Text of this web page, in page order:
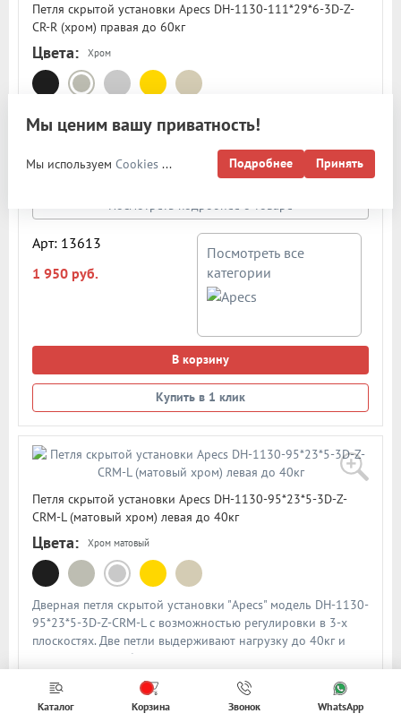
Петля скрытой установки Apecs DH-1130-111*29*6-3D-Z-
CR-R (хром) правая до 60кг
Цвета: Хром
Дверная петля скрытой установки "Apecs" модель DH-1130-
111*29*6-3D-Z-CR-R с возможностью регулировки в 3-х
плоскостях. Две петли выдерживают нагрузку до 60кг и
подходят для любых межкомнатных дверей толщиной от
правая. Цвет: хром
Посмотреть подробнее о товаре
Арт: 13613
1 950 руб.
Посмотреть все
категории
В корзину
Купить в 1 клик
Петля скрытой установки Apecs DH-1130-95*23*5-3D-Z-
CRM-L (матовый хром) левая до 40кг
Цвета: Хром матовый
Дверная петля скрытой установки "Apecs" модель DH-1130-
95*23*5-3D-Z-CRM-L с возможностью регулировки в 3-х
плоскостях. Две петли выдерживают нагрузку до 40кг и
подходят для любых межкомнатных дверей толщиной от
петли: высота - 95мм, ширина - 23мм. Тип открывания -
левая. Цвет: матовый хром
Посмотреть подробнее о товаре
Каталог Корзина Звонок WhatsApp
Мы ценим вашу приватность!
Мы используем Cookies... Подробнее Принять